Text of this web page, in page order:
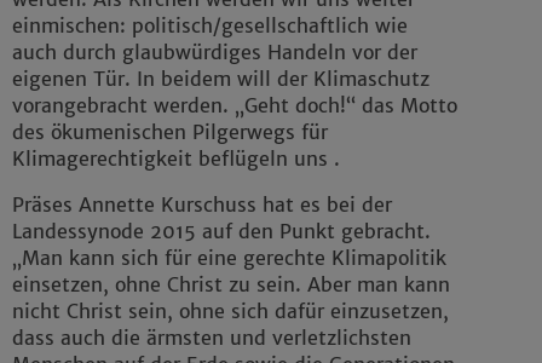
einmischen: politisch/gesellschaftlich wie
auch durch glaubwürdiges Handeln vor der
eigenen Tür. In beidem will der Klimaschutz
vorangebracht werden. „Geht doch!“ das Motto
des ökumenischen Pilgerwegs für
Klimagerechtigkeit beflügeln uns .
Präses Annette Kurschuss hat es bei der
Landessynode 2015 auf den Punkt gebracht.
„Man kann sich für eine gerechte Klimapolitik
einsetzen, ohne Christ zu sein. Aber man kann
nicht Christ sein, ohne sich dafür einzusetzen,
dass auch die ärmsten und verletzlichsten